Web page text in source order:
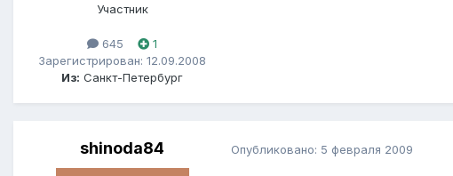
Участник
645
1
Зарегистрирован: 12.09.2008
Из: Санкт-Петербург
shinoda84 Опубликовано: 5 февраля 2009